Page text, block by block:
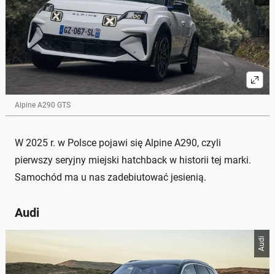
Alpine A290 GTS
W 2025 r. w Polsce pojawi się Alpine A290, czyli
pierwszy seryjny miejski hatchback w historii tej marki.
Samochód ma u nas zadebiutować jesienią.
Audi
Audi